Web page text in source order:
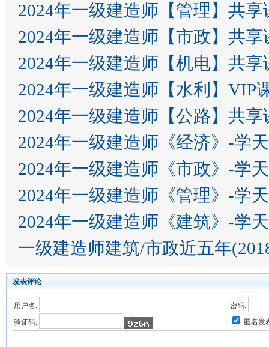
2024年一级建造师【管理】共
2024年一级建造师【市政】共
2024年一级建造师【机电】共
2024年一级建造师【水利】VIP
2024年一级建造师【公路】共
2024年一级建造师《经济》-学
2024年一级建造师《市政》-学
2024年一级建造师《管理》-学
2024年一级建造师《建筑》-学
一级建造师建筑/市政近五年
发表评论
用户名:
密码:
验证码:
匿名发